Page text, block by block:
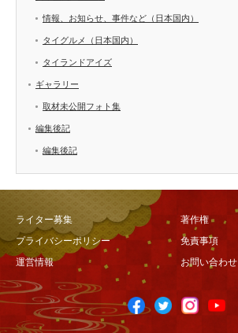
情報、お知らせ、事件など（日本国内）
タイグルメ（日本国内）
タイランドアイズ
ギャラリー
取材未公開フォト集
編集後記
編集後記
ライター募集
著作権
プライバシーポリシー
免責事項
運営情報
お問い合わせ